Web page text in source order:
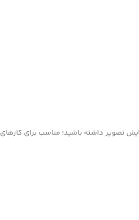
تصویر داشته باشید؛ مناسب برای کارهای